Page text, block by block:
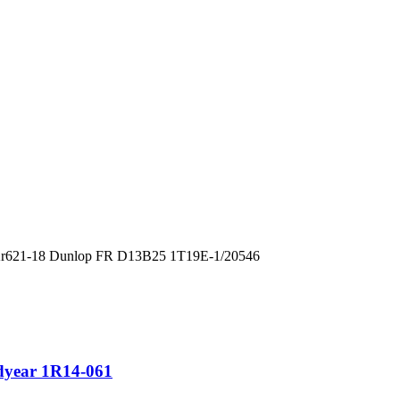
18 Dunlop FR D13B25 1T19E-1/20546
1R14-061